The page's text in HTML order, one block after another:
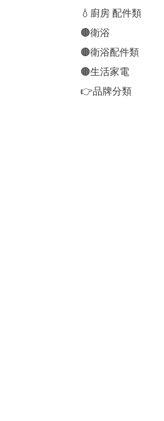
💧廚房 配件類
🟤衛浴
🟤衛浴配件類
🟤生活家電
👉品牌分類